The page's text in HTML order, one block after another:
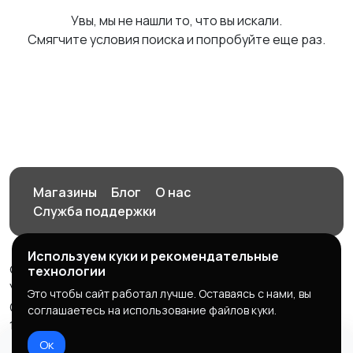
Увы, мы не нашли то, что вы искали.
Смягчите условия поиска и попробуйте еще раз.
Магазины Блог
О нас
Служба поддержки
© 2026 Орен-АЙ - Авто | Недвижимость | Работа |
Услуги
Создал Карусов Е.С ООО "ЦПК" ИНН 5609203278 ОГРН
1235600008841
Используем куки и рекомендательные
технологии
Это чтобы сайт работал лучше. Оставаясь с нами, вы
соглашаетесь на использование файлов куки.
Ок